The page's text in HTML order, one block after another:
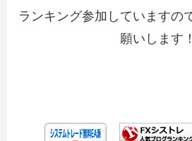
ランキング参加していますの
願いします！